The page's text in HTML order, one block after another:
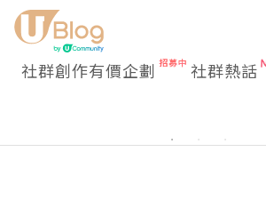
社群創作有價企劃 社群熱話